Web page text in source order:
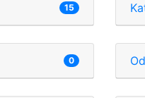
15
0